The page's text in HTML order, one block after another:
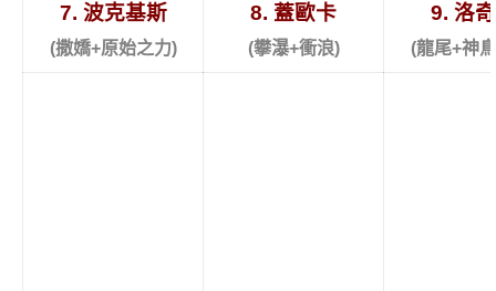
7. 波克基斯
(撒嬌+原始之力)
8. 蓋歐卡
(攀瀑+衝浪)
9. 洛
(龍尾+神